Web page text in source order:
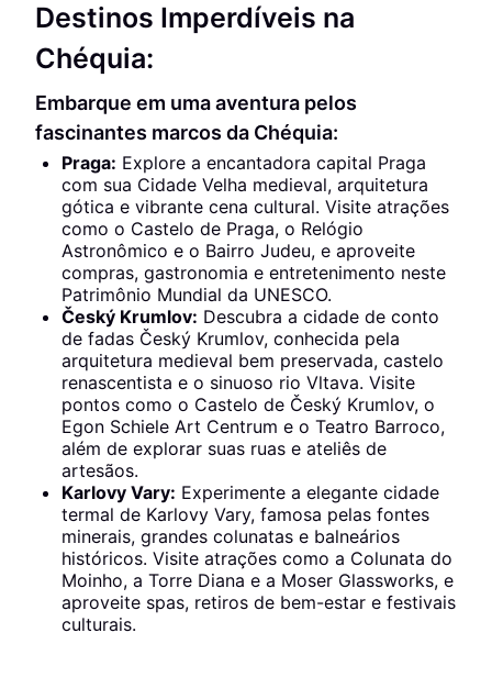
Destinos Imperdíveis na
Chéquia:
Embarque em uma aventura pelos
fascinantes marcos da Chéquia:
Praga: Explore a encantadora capital Praga
com sua Cidade Velha medieval, arquitetura
gótica e vibrante cena cultural. Visite atrações
como o Castelo de Praga, o Relógio
Astronômico e o Bairro Judeu, e aproveite
compras, gastronomia e entretenimento neste
Patrimônio Mundial da UNESCO.
Český Krumlov: Descubra a cidade de conto
de fadas Český Krumlov, conhecida pela
arquitetura medieval bem preservada, castelo
renascentista e o sinuoso rio Vltava. Visite
pontos como o Castelo de Český Krumlov, o
Egon Schiele Art Centrum e o Teatro Barroco,
além de explorar suas ruas e ateliês de
artesãos.
Karlovy Vary: Experimente a elegante cidade
termal de Karlovy Vary, famosa pelas fontes
minerais, grandes colunatas e balneários
históricos. Visite atrações como a Colunata do
Moinho, a Torre Diana e a Moser Glassworks, e
aproveite spas, retiros de bem-estar e festivais
culturais.